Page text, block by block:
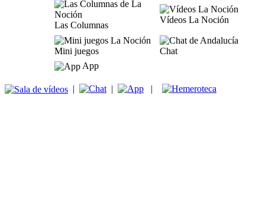
Las Columnas
Vídeos La Noción
Mini juegos
Chat
App
| | |